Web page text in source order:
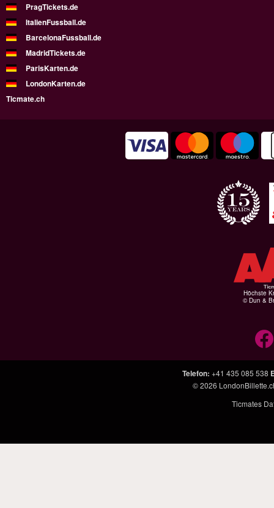
PragTickets.de
ItalienFussball.de
BarcelonaFussball.de
MadridTickets.de
ParisKarten.de
LondonKarten.de
Ticmate.ch
Höchste
© Dun &
Telefon: +41 435 085 538
© 2026
Ticmates